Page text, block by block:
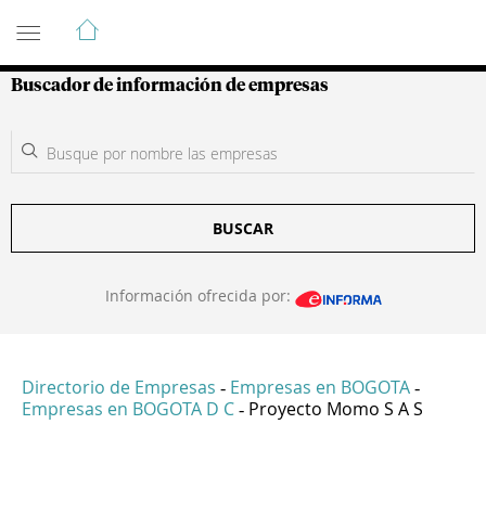
Guía de Empresas Colombianas
Buscador de información de empresas
BUSCAR
Información ofrecida por:
Directorio de Empresas - Empresas en BOGOTA -
Empresas en BOGOTA D C - Proyecto Momo S A S